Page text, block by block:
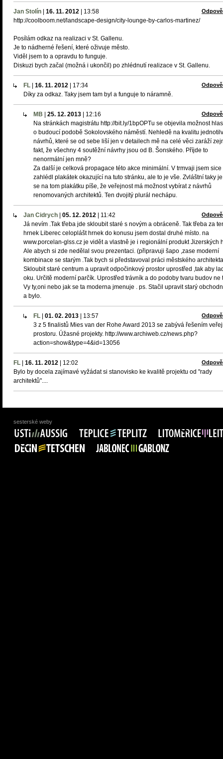
Jan Stolín 16. 11. 2012 13:58
http://coolboom.net/landscape-design/city-lounge-by-carlos-martinez/
Posílám odkaz na realizaci v St. Gallenu.
Je to nádherné řešení, které oživuje město.
Viděl jsem to a opravdu to funguje.
Diskuzi bych začal (možná i ukončil) po zhlédnutí realizace v St. Gallenu.
FL 16. 11. 2012 17:34
Díky za odkaz. Taky jsem tam byl a funguje to náramně.
MB 25. 12. 2013 12:16
Na stránkách magistrátu http://bit.ly/1bpOPTu se objevila možnost
o budoucí podobě Sokolovského náměstí. Nehledě na kvalitu
návrhů, které se od sebe liší jen v detailech mě na celé věci zaráží
fakt, že všechny 4 soutěžní návrhy jsou od B. Šonského. Příjde to
nenormální jen mně?
Za další je celková propagace této akce minimální. V trmvaji jsem sice
zahlédl plakátek okazující na tuto stránku, ale to je vše. Zvláštní taky
se na tom plakátku píše, že veřejnost má možnost vybírat z návrhů
renomovaných architektů. Ten dvojitý plurál nechápu.
Jan Cidrych 05. 12. 2012 11:42
Já nevím .Tak třeba jde skloubit staré s novým a obráceně. Tak třeba za
hrnek Liberec celoplášt hrnek do konusu jsem dostal druhé místo. na
www.porcelan-glss.cz je vidět a vlastně je i regionální produkt Jizerských
Ale abych si zde nedělal svou prezentaci. (připravuji šapo ,zase moderní
kombinace se starým .Tak bych si představoval práci městského
Skloubit staré centrum a upravit odpočinkový prostor uprostřed ,tak aby
oku. Určitě moderní parčík. Uprostřed trávník a do podoby tvaru budov ne
Vy ty,oni nebo jak se ta moderna jmenuje . ps. Stačil upravit starý
a bylo.
FL 01. 02. 2013 13:57
3 z 5 finalistů Mies van der Rohe Award 2013 se zabývá řešením
prostoru. Úžasné projekty. http://www.archiweb.cz/news.php?
action=show&type=4&id=13056
FL 16. 11. 2012 12:02
Bylo by docela zajímavé vyžádat si stanovisko ke kvalitě projektu od "rady
architektů"....
sesterské weby